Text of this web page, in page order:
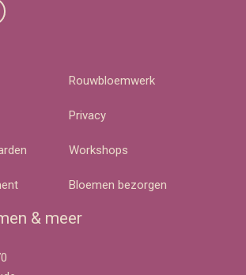
Rouwbloemwerk
Privacy
Workshops
Bloemen bezorgen
& meer